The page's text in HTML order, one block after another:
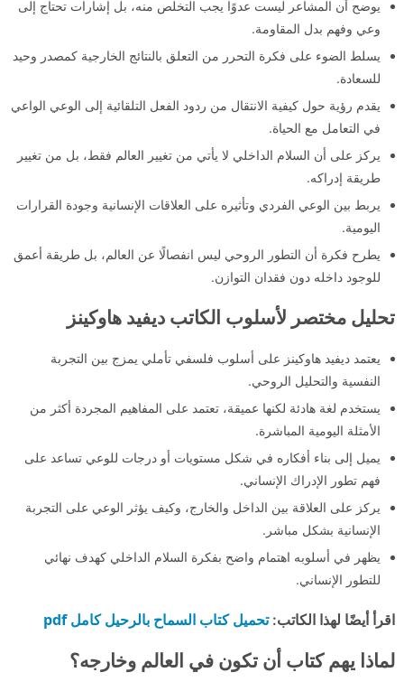
يوضح أن المشاعر ليست عدوًا يجب التخلص منه، بل إشارات تحتاج إلى
وعي وفهم بدل المقاومة.
يسلط الضوء على فكرة التحرر من التعلق بالنتائج الخارجية كمصدر وحيد
للسعادة.
يقدم رؤية حول كيفية الانتقال من ردود الفعل التلقائية إلى الوعي الواعي
في التعامل مع الحياة.
يركز على أن السلام الداخلي لا يأتي من تغيير العالم فقط، بل من تغيير
طريقة إدراكه.
يربط بين الوعي الفردي وتأثيره على العلاقات الإنسانية وجودة القرارات
اليومية.
يطرح فكرة أن التطور الروحي ليس انفصالًا عن العالم، بل طريقة أعمق
للوجود داخله دون فقدان التوازن.
تحليل مختصر لأسلوب الكاتب ديفيد هاوكينز
يعتمد ديفيد هاوكينز على أسلوب فلسفي تأملي يمزج بين التجربة
النفسية والتحليل الروحي.
يستخدم لغة هادئة لكنها عميقة، تعتمد على المفاهيم المجردة أكثر من
الأمثلة اليومية المباشرة.
يميل إلى بناء أفكاره في شكل مستويات أو درجات للوعي تساعد على
فهم تطور الإدراك الإنساني.
يركز على العلاقة بين الداخل والخارج، وكيف يؤثر الوعي على التجربة
الإنسانية بشكل مباشر.
يظهر في أسلوبه اهتمام واضح بفكرة السلام الداخلي كهدف نهائي
للتطور الإنساني.
اقرأ أيضًا لهذا الكاتب:تحميل كتاب السماح بالرحيل كامل pdf
لماذا يهم كتاب أن تكون في العالم وخارجه؟